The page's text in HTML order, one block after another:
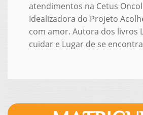
atendimentos na Cetus
Idealizadora do Projeto
com amor. Autora dos livros
cuidar e Lugar de se